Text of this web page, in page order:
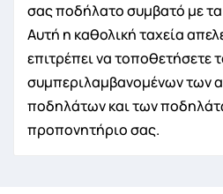
σας ποδήλατο συμβατό με
Αυτή η καθολική ταχεία
επιτρέπει να τοποθετήσετε
συμπεριλαμβανομένων των
ποδηλάτων και των
προπονητήριο σας.